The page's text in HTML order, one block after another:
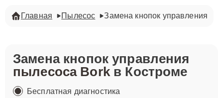
Главная Пылесос Замена кнопок управления
Замена кнопок управления
пылесоса Borkв Костроме
Бесплатная диагностика